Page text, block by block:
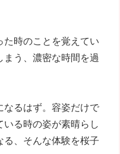
時のことを覚えてい
う、濃密な時間を過
なるはず。容姿だけで
る時の姿が素晴らし
る、そんな体験を桜子